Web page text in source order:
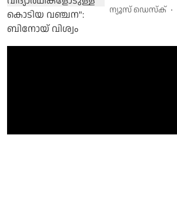
ന്യൂസ് ഡെസ്ക്